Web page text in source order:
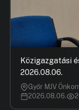
Közigazgatási
2026.08.06.
Győr MJV
2026.08.06.